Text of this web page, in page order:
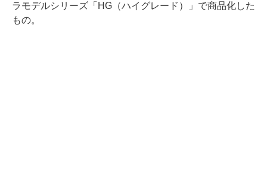
ラモデルシリーズ「HG（ハイグレード）」で商品化した
もの。